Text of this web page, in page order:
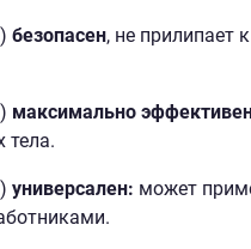
безопасен, не прилипает
максимально
тела.
универсален: может